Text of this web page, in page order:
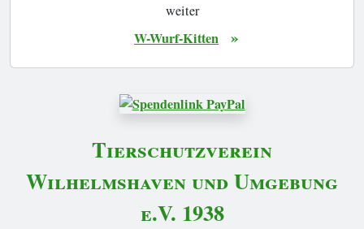
weiter
W-Wurf-Kitten »
Tierschutzverein
Wilhelmshaven und Umgebung
e.V. 1938